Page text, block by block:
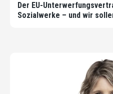
Der EU-
Sozialwerke – und wir